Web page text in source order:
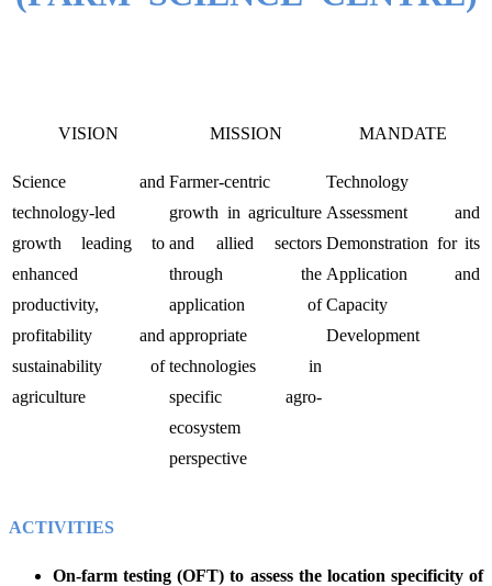
VISION
Science and
technology-led
growth leading to
enhanced
productivity,
profitability and
sustainability of
agriculture
MISSION
Farmer-centric
growth in agriculture
and allied sectors
through the
application of
appropriate
technologies in
specific agro-
ecosystem
perspective
MANDATE
Technology
Assessment and
Demonstration for its
Application and
Capacity
Development
ACTIVITIES
On-farm testing (OFT) to assess the location specificity of